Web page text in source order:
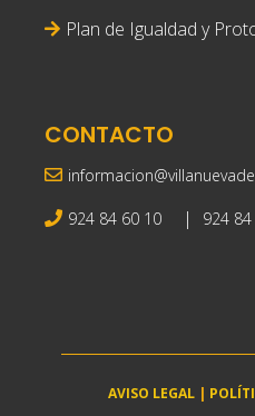
Plan de Igualdad y
CONTACTO
924 84 60 10 | 924
AVISO LEGAL |